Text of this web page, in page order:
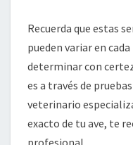
Recuerda que estas
pueden variar en
determinar con
es a través de
veterinario
exacto de tu ave, te
profesional.